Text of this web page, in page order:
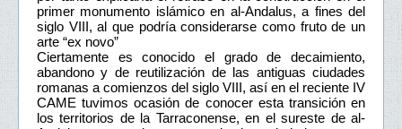
primer monumento islámico en al-Andalus, a fines del
siglo VIII, al que podría considerarse como fruto de un
arte “ex novo”
Ciertamente es conocido el grado de decaimiento,
abandono y de reutilización de las antiguas ciudades
romanas a comienzos del siglo VIII, así en el reciente IV
CAME tuvimos ocasión de conocer esta transición en
los territorios de la Tarraconense, en el sureste de al-